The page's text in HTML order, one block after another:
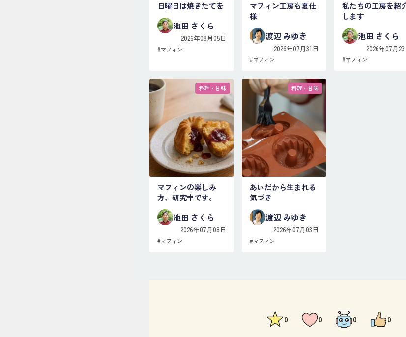
日曜日は焼きたてを
池田 さくら
2026年08月05日
#マフィン
マフィン工房も夏仕
様
渡辺 みゆき
2026年07月31日
#マフィン
私たちの工房を紹
します
池田 さくら
2026年07月23
#マフィン
料理・甘味
マフィンの楽しみ
方、研究中です。
池田 さくら
2026年07月08日
#マフィン
料理・甘味
あいだから生まれる
気づき
渡辺 みゆき
2026年07月03日
#マフィン
0 0 0 0